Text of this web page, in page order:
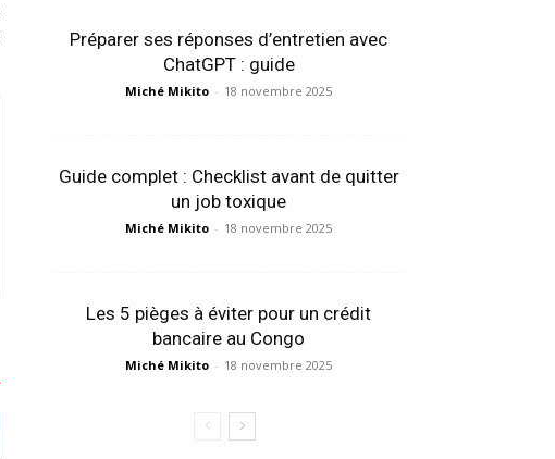
Préparer ses réponses d’entretien avec
ChatGPT : guide
Miché Mikito - 18 novembre 2025
Guide complet : Checklist avant de quitter
un job toxique
Miché Mikito - 18 novembre 2025
Les 5 pièges à éviter pour un crédit
bancaire au Congo
Miché Mikito - 18 novembre 2025